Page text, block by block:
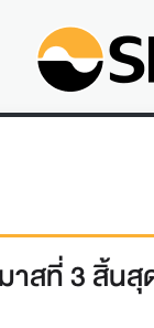
าสที่ 3 สิ้น